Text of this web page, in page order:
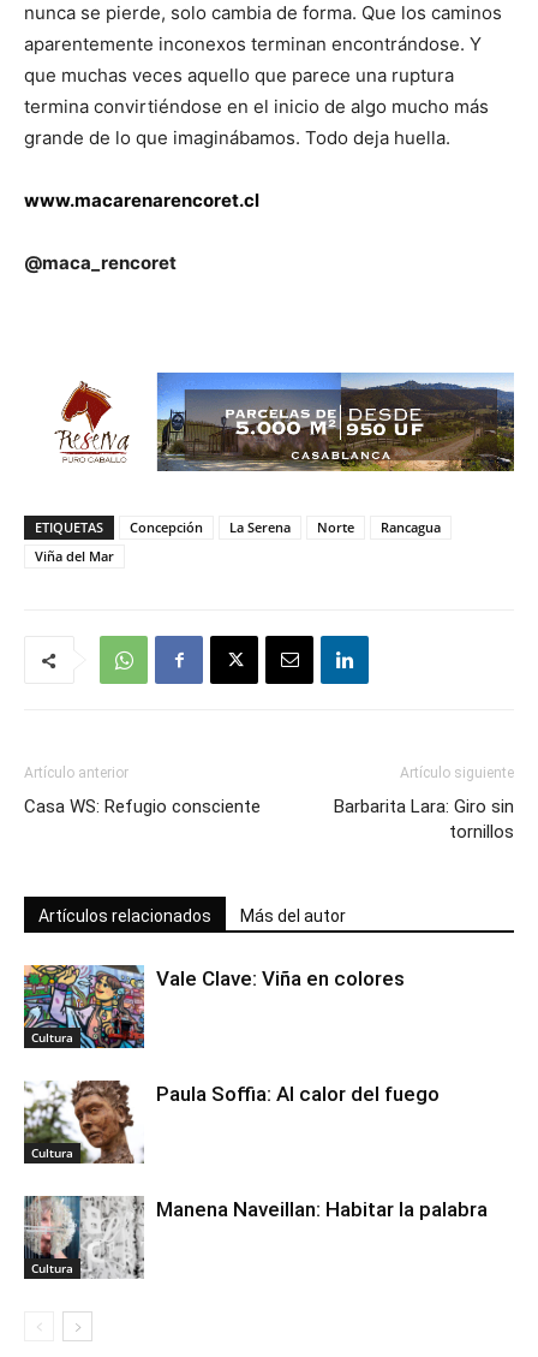
nunca se pierde, solo cambia de forma. Que los caminos
aparentemente inconexos terminan encontrándose. Y
que muchas veces aquello que parece una ruptura
termina convirtiéndose en el inicio de algo mucho más
grande de lo que imaginábamos. Todo deja huella.
www.macarenarencoret.cl
@maca_rencoret
ETIQUETAS Concepción La Serena Norte
Rancagua
Viña del Mar
Artículo anterior
Casa WS: Refugio consciente
Artículo siguiente
Barbarita Lara: Giro sin
tornillos
Artículos relacionados Más del autor
Cultura
Vale Clave: Viña en colores
Cultura
Paula Soffia: Al calor del fuego
Cultura
Manena Naveillan: Habitar la palabra